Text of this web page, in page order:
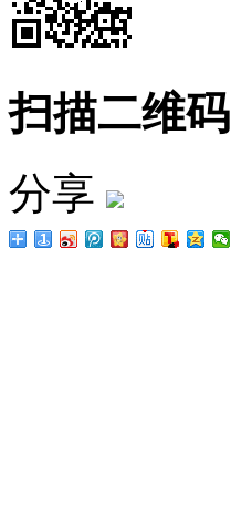
扫描二维码
分享